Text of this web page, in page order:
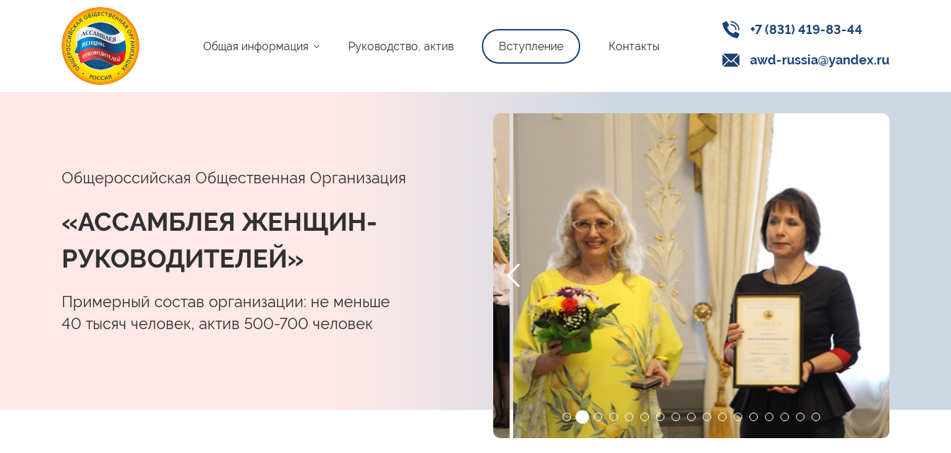
Общая информация Руководство, актив Вступление Контакты
+7 (831) 419-83-44
awd-russia@yandex.ru
Общероссийская Общественная Организация
«АССАМБЛЕЯ ЖЕНЩИН-
РУКОВОДИТЕЛЕЙ»
Примерный состав организации: не меньше
40 тысяч человек, актив 500-700 человек